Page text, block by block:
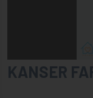
KANSER